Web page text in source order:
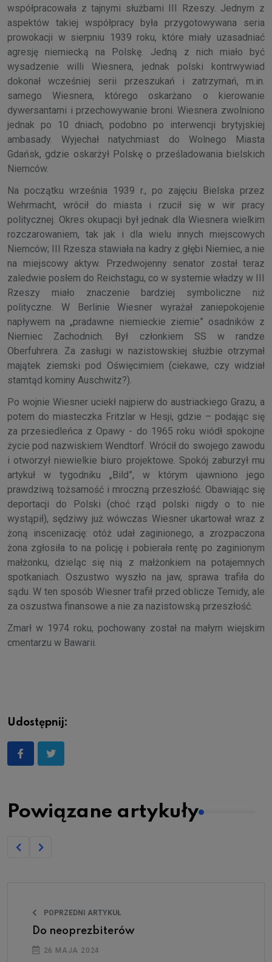
współpracowała z tajnymi służbami III Rzeszy. Jednym z
aspektów takiej współpracy była przygotowywana seria
prowokacji w sierpniu 1939 roku, które miały uzasadniać
agresję niemiecką na Polskę. Jedną z nich miało być
wysadzenie willi Wiesnera, jednak polski kontrwywiad
dokonał wcześniej serii przeszukań i zatrzymań, m.in.
samego Wiesnera, którego oskarżano o kierowanie
dywersantami i przechowywanie broni. Wiesnera zwolniono
jednak po 10 dniach, podobno po interwencji brytyjskiej
ambasady. Wyjechał natychmiast do Wolnego Miasta
Gdańsk, gdzie oskarżył Polskę o prześladowania bielskich
Niemców.
Na początku września 1939 r., po zajęciu Bielska przez
Wehrmacht, wrócił do miasta i rzucił się w wir pracy
politycznej. Okres okupacji był jednak dla Wiesnera wielkim
rozczarowaniem, tak jak i dla wielu innych miejscowych
Niemców; III Rzesza stawiała na kadry z głębi Niemiec, a nie
na miejscowy aktyw. Przedwojenny senator został teraz
zaledwie posłem do Reichstagu, co w systemie władzy w III
Rzeszy miało znaczenie bardziej symboliczne niż
polityczne. W Berlinie Wiesner wyrażał zaniepokojenie
napływem na „pradawne niemieckie ziemie” osadników z
Niemiec Zachodnich. Był członkiem SS w randze
Oberfuhrera. Za zasługi w nazistowskiej służbie otrzymał
majątek ziemski pod Oświęcimiem (ciekawe, czy widział
stamtąd kominy Auschwitz?).
Po wojnie Wiesner uciekł najpierw do austriackiego Grazu, a
potem do miasteczka Fritzlar w Hesji, gdzie – podając się
za przesiedleńca z Opawy - do 1965 roku wiódł spokojne
życie pod nazwiskiem Wendtorf. Wrócił do swojego zawodu
i otworzył niewielkie biuro projektowe. Spokój zaburzył mu
artykuł w tygodniku „Bild”, w którym ujawniono jego
prawdziwą tożsamość i mroczną przeszłość. Obawiając się
deportacji do Polski (choć rząd polski nigdy o to nie
wystąpił), sędziwy już wówczas Wiesner ukartował wraz z
żoną inscenizację: otóż udał zaginionego, a zrozpaczona
żona zgłosiła to na policję i pobierała rentę po zaginionym
małżonku, dzieląc się nią z małżonkiem na potajemnych
spotkaniach. Oszustwo wyszło na jaw, sprawa trafiła do
sądu. W ten sposób Wiesner trafił przed oblicze Temidy, ale
za oszustwa finansowe a nie za nazistowską przeszłość.
Zmarł w 1974 roku, pochowany został na małym wiejskim
cmentarzu w Bawarii.
Udostępnij:
Powiązane artykuły
POPRZEDNI ARTYKUŁ
Do neoprezbiterów
26 MAJA 2024